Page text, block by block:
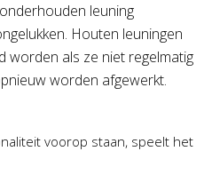
leuning
Houten leuningen
worden als ze niet regelmatig
worden afgewerkt.
voorop staan, speelt het